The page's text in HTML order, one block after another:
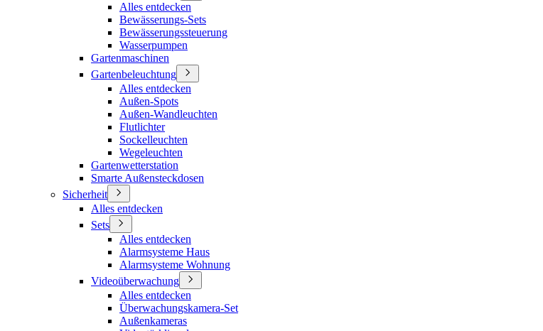
Alles entdecken
Bewässerungs-Sets
Bewässerungssteuerung
Wasserpumpen
Gartenmaschinen
Gartenbeleuchtung
Alles entdecken
Außen-Spots
Außen-Wandleuchten
Flutlichter
Sockelleuchten
Wegeleuchten
Gartenwetterstation
Smarte Außensteckdosen
Sicherheit
Alles entdecken
Sets
Alles entdecken
Alarmsysteme Haus
Alarmsysteme Wohnung
Videoüberwachung
Alles entdecken
Überwachungskamera-Set
Außenkameras